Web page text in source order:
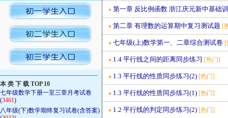
————————————————
本 类 下 载 TOP 10
七年级数学下册一至三章月考试卷
(3461)
八年级(下)数学期终复习试卷(含答案)
● 第一章 反比例函数 浙江庆元新中基础
● 第二章 有理数的运算期中复习测试题 [
● 七年级(上)数学第一、二章综合测试卷 [
● 1.4 平行线之间的距离同步练习 [热门]
● 1.3 平行线的性质同步练习(2) [热门]
● 1.3 平行线的性质同步练习(1) [热门]
● 1.2 平行线的判定同步练习(2) [热门]